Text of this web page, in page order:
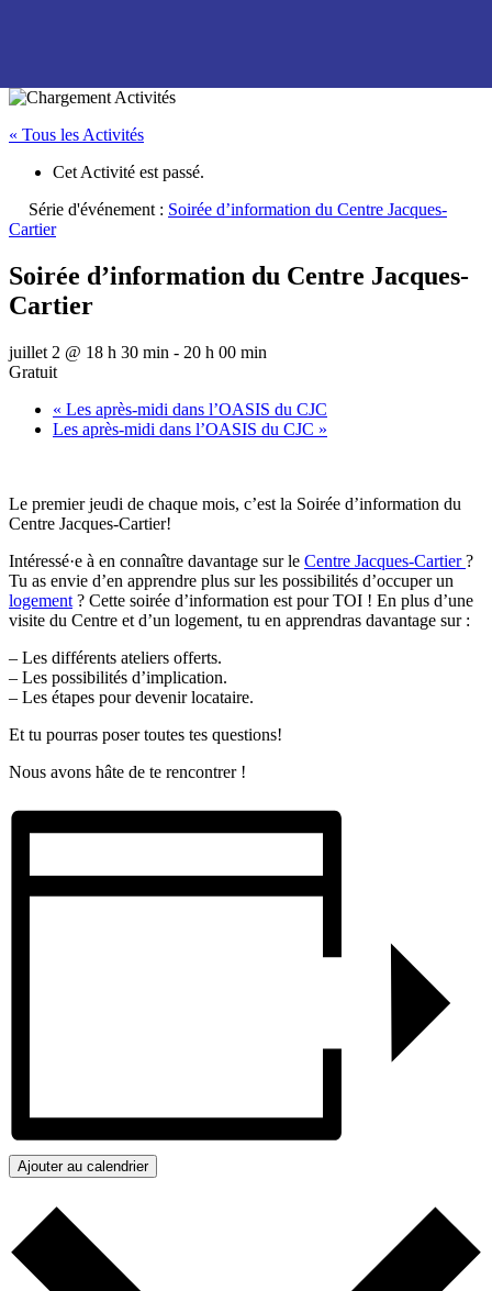
« Tous les Activités
Cet Activité est passé.
Série d'événement : Soirée d’information du Centre Jacques-
Cartier
Soirée d’information du Centre Jacques-
Cartier
juillet 2 @ 18 h 30 min - 20 h 00 min
Gratuit
« Les après-midi dans l’OASIS du CJC
Les après-midi dans l’OASIS du CJC »
Le premier jeudi de chaque mois, c’est la Soirée d’information du
Centre Jacques-Cartier!
Intéressé·e à en connaître davantage sur le Centre Jacques-Cartier?
Tu as envie d’en apprendre plus sur les possibilités d’occuper un
logement ? Cette soirée d’information est pour TOI ! En plus d’une
visite du Centre et d’un logement, tu en apprendras davantage sur :
– Les différents ateliers offerts.
– Les possibilités d’implication.
– Les étapes pour devenir locataire.
Et tu pourras poser toutes tes questions!
Nous avons hâte de te rencontrer !
Ajouter au calendrier